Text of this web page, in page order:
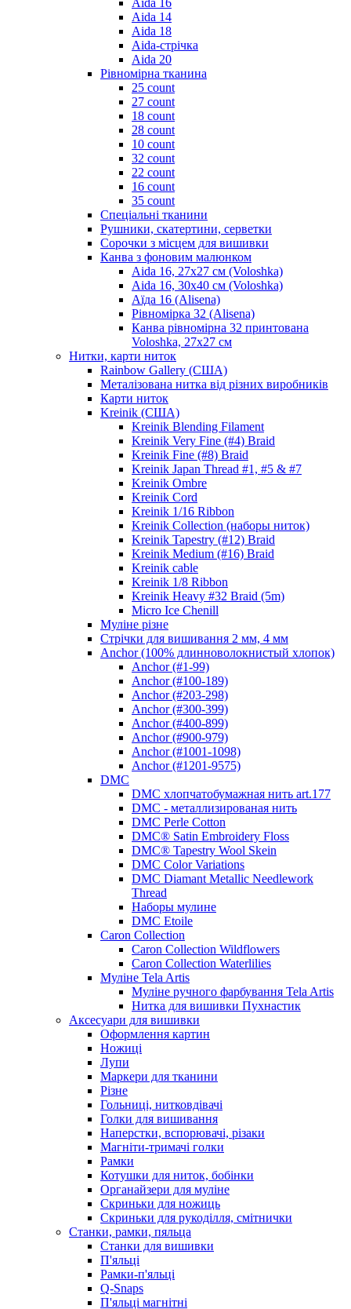
Aida 14
Aida 18
Aida-стрічка
Aida 20
Рівномірна тканина
25 count
27 count
18 count
28 count
10 count
32 count
22 count
16 count
35 count
Спеціальні тканини
Рушники, скатертини, серветки
Сорочки з місцем для вишивки
Канва з фоновим малюнком
Aida 16, 27х27 см (Voloshka)
Aida 16, 30х40 см (Voloshka)
Аїда 16 (Alisena)
Рівномірка 32 (Alisena)
Канва рівномірна 32 принтована
Voloshka, 27х27 см
Нитки, карти ниток
Rainbow Gallery (США)
Металізована нитка від різних виробників
Карти ниток
Kreinik (США)
Kreinik Blending Filament
Kreinik Very Fine (#4) Braid
Kreinik Fine (#8) Braid
Kreinik Japan Thread #1, #5 & #7
Kreinik Ombre
Kreinik Cord
Kreinik 1/16 Ribbon
Kreinik Collection (наборы ниток)
Kreinik Tapestry (#12) Braid
Kreinik Medium (#16) Braid
Kreinik cable
Kreinik 1/8 Ribbon
Kreinik Heavy #32 Braid (5m)
Micro Ice Chenill
Муліне різне
Стрічки для вишивання 2 мм, 4 мм
Anchor (100% длинноволокнистый хлопок)
Anchor (#1-99)
Anchor (#100-189)
Anchor (#203-298)
Anchor (#300-399)
Anchor (#400-899)
Anchor (#900-979)
Anchor (#1001-1098)
Anchor (#1201-9575)
DMC
DMC хлопчатобумажная нить art.177
DMC - металлизированая нить
DMC Perle Cotton
DMC® Satin Embroidery Floss
DMC® Tapestry Wool Skein
DMC Color Variations
DMC Diamant Metallic Needlework
Thread
Наборы мулине
DMC Etoile
Caron Collection
Caron Collection Wildflowers
Caron Collection Waterlilies
Муліне Tela Artis
Муліне ручного фарбування Tela Artis
Нитка для вишивки Пухнастик
Аксесуари для вишивки
Оформлення картин
Ножиці
Лупи
Маркери для тканини
Різне
Гольниці, нитковдівачі
Голки для вишивання
Наперстки, вспорювачі, різаки
Магніти-тримачі голки
Рамки
Котушки для ниток, бобінки
Органайзери для муліне
Скриньки для ножиць
Скриньки для рукоділля, смітнички
Станки, рамки, пяльца
Станки для вишивки
П'яльці
Рамки-п'яльці
Q-Snaps
П'яльці магнітні